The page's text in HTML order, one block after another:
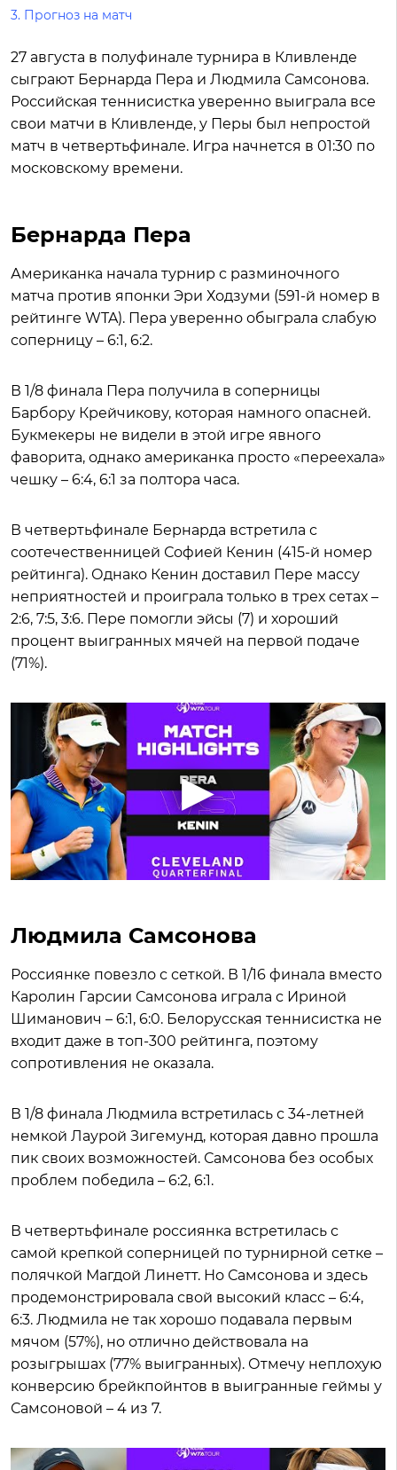
3. Прогноз на матч
27 августа в полуфинале турнира в Кливленде
сыграют Бернарда Пера и Людмила Самсонова.
Российская теннисистка уверенно выиграла все
свои матчи в Кливленде, у Перы был непростой
матч в четвертьфинале. Игра начнется в 01:30 по
московскому времени.
Бернарда Пера
Американка начала турнир с разминочного
матча против японки Эри Ходзуми (591-й номер в
рейтинге WTA). Пера уверенно обыграла слабую
соперницу – 6:1, 6:2.
В 1/8 финала Пера получила в соперницы
Барбору Крейчикову, которая намного опасней.
Букмекеры не видели в этой игре явного
фаворита, однако американка просто «переехала»
чешку – 6:4, 6:1 за полтора часа.
В четвертьфинале Бернарда встретила с
соотечественницей Софией Кенин (415-й номер
рейтинга). Однако Кенин доставил Пере массу
неприятностей и проиграла только в трех сетах –
2:6, 7:5, 3:6. Пере помогли эйсы (7) и хороший
процент выигранных мячей на первой подаче
(71%).
Людмила Самсонова
Россиянке повезло с сеткой. В 1/16 финала вместо
Каролин Гарсии Самсонова играла с Ириной
Шиманович – 6:1, 6:0. Белорусская теннисистка не
входит даже в топ-300 рейтинга, поэтому
сопротивления не оказала.
В 1/8 финала Людмила встретилась с 34-летней
немкой Лаурой Зигемунд, которая давно прошла
пик своих возможностей. Самсонова без особых
проблем победила – 6:2, 6:1.
В четвертьфинале россиянка встретилась с
самой крепкой соперницей по турнирной сетке –
полячкой Магдой Линетт. Но Самсонова и здесь
продемонстрировала свой высокий класс – 6:4,
6:3. Людмила не так хорошо подавала первым
мячом (57%), но отлично действовала на
розыгрышах (77% выигранных). Отмечу неплохую
конверсию брейкпойнтов в выигранные геймы у
Самсоновой – 4 из 7.